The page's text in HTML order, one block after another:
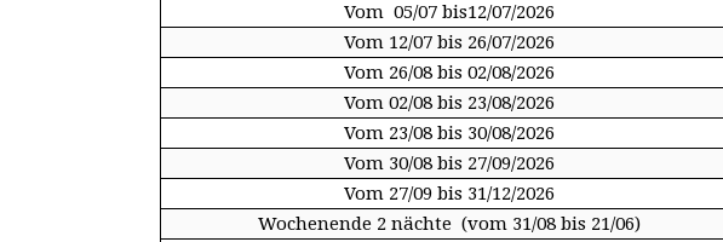
Vom 05/07 bis12/07/2026
Vom 12/07 bis 26/07/2026
Vom 26/08 bis 02/08/2026
Vom 02/08 bis 23/08/2026
Vom 23/08 bis 30/08/2026
Vom 30/08 bis 27/09/2026
Vom 27/09 bis 31/12/2026
Wochenende 2 nächte (vom 31/08 bis 21/06)